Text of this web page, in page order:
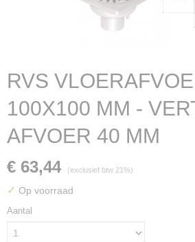
RVS
100X100 MM -
AFVOER 40 MM
€ 63,44 (exclusief btw 21%)
✓ Op voorraad
Aantal